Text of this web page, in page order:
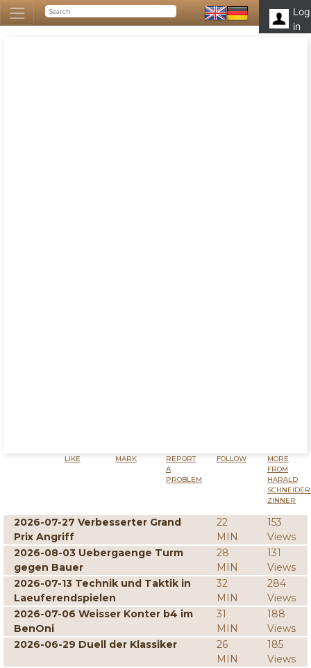
Log
in
LIKE MARK
REPORT
A
PROBLEM
FOLLOW
MORE
FROM
HARALD
ZINNER
2026-07-27 Verbesserter Grand
Prix Angriff
22
MIN
153
Views
2026-08-03 Uebergaenge Turm
gegen Bauer
28
MIN
131
Views
2026-07-13 Technik und Taktik in
Laeuferendspielen
32
MIN
284
Views
2026-07-06 Weisser Konter b4 im
BenOni
31
MIN
188
Views
2026-06-29 Duell der Klassiker
26
MIN
185
Views